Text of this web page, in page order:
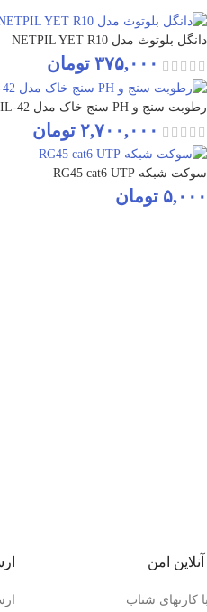
دانگل بلوتوث مدل NETPIL YET R10
۳۷۵,۰۰۰ تومان
رطوبت سنج و PH سنج خاک مدل NETPIL-42
۲,۷۰۰,۰۰۰ تومان
سوکت شبکه RG45 cat6 UTP
۵,۰۰۰ تومان
امن
کارتهای شتاب